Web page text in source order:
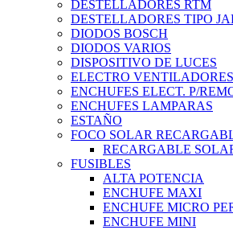
DESTELLADORES RTM
DESTELLADORES TIPO
DIODOS BOSCH
DIODOS VARIOS
DISPOSITIVO DE LUCES
ELECTRO VENTILADORES
ENCHUFES ELECT. P/
ENCHUFES LAMPARAS
ESTAÑO
FOCO SOLAR
RECARGABLE
FUSIBLES
ALTA POTENCIA
ENCHUFE MAXI
ENCHUFE MICRO
ENCHUFE MINI